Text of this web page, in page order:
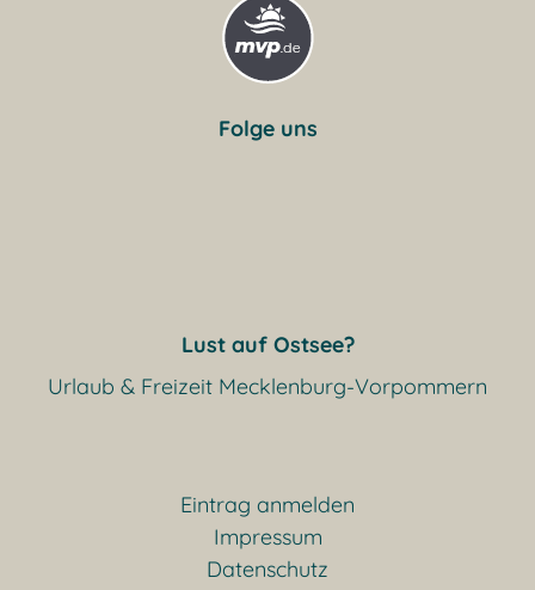
Folge uns
Lust auf Ostsee?
Urlaub & Freizeit Mecklenburg-Vorpommern
Eintrag anmelden
Impressum
Datenschutz